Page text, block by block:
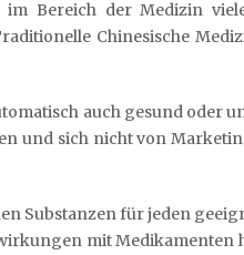
Bereich der Medizin
Chinesische
auch gesund oder
und sich nicht von
Substanzen für jeden
mit Medikamenten